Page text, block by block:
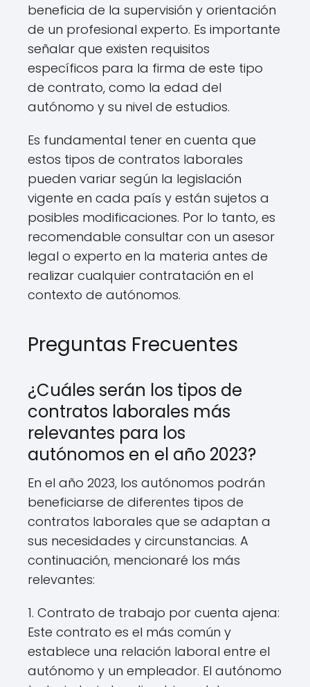
beneficia de la supervisión y orientación
de un profesional experto. Es importante
señalar que existen requisitos
específicos para la firma de este tipo
de contrato, como la edad del
autónomo y su nivel de estudios.
Es fundamental tener en cuenta que
estos tipos de contratos laborales
pueden variar según la legislación
vigente en cada país y están sujetos a
posibles modificaciones. Por lo tanto, es
recomendable consultar con un asesor
legal o experto en la materia antes de
realizar cualquier contratación en el
contexto de autónomos.
Preguntas Frecuentes
¿Cuáles serán los tipos de
contratos laborales más
relevantes para los
autónomos en el año 2023?
En el año 2023, los autónomos podrán
beneficiarse de diferentes tipos de
contratos laborales que se adaptan a
sus necesidades y circunstancias. A
continuación, mencionaré los más
relevantes:
1. Contrato de trabajo por cuenta ajena:
Este contrato es el más común y
establece una relación laboral entre el
autónomo y un empleador. El autónomo